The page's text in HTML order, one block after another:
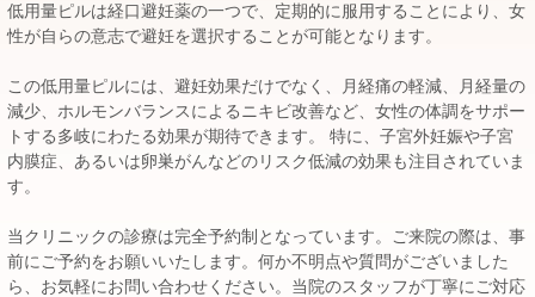
低用量ピルは経口避妊薬の一つで、定期的に服用することにより、女
性が自らの意志で避妊を選択することが可能となります。
この低用量ピルには、避妊効果だけでなく、月経痛の軽減、月経量の
減少、ホルモンバランスによるニキビ改善など、女性の体調をサポー
トする多岐にわたる効果が期待できます。 特に、子宮外妊娠や子宮
内膜症、あるいは卵巣がんなどのリスク低減の効果も注目されていま
す。
当クリニックの診療は完全予約制となっています。ご来院の際は、事
前にご予約をお願いいたします。何か不明点や質問がございました
ら、お気軽にお問い合わせください。当院のスタッフが丁寧にご対応